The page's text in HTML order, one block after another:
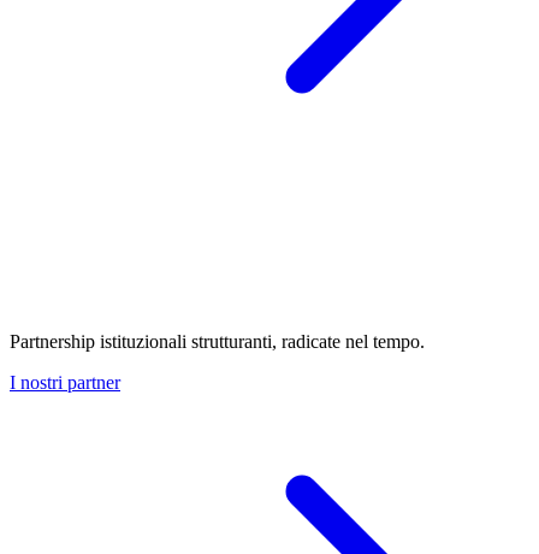
Partnership istituzionali strutturanti, radicate nel tempo.
I nostri partner